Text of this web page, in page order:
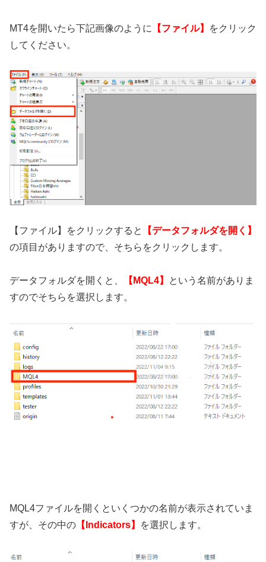
MT4を開いたら下記画像のように 【ファイル】
をクリック
してください。
【ファイル】をクリックすると
【データフォルダを開く】
の項目がありますので、そちらをクリックします。
データフォルダを開くと、 【MQL4】
という名前がありま
すのでそちらを選択します。
MQL4ファイルを開くといくつかの名前が表示されていま
すが、その中の 【Indicators】 を選択します。